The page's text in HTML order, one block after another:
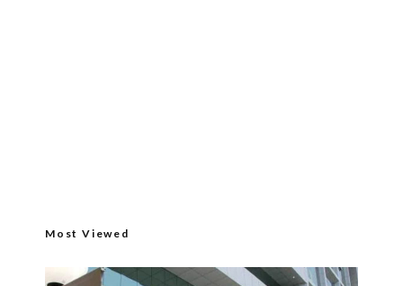
Most Viewed